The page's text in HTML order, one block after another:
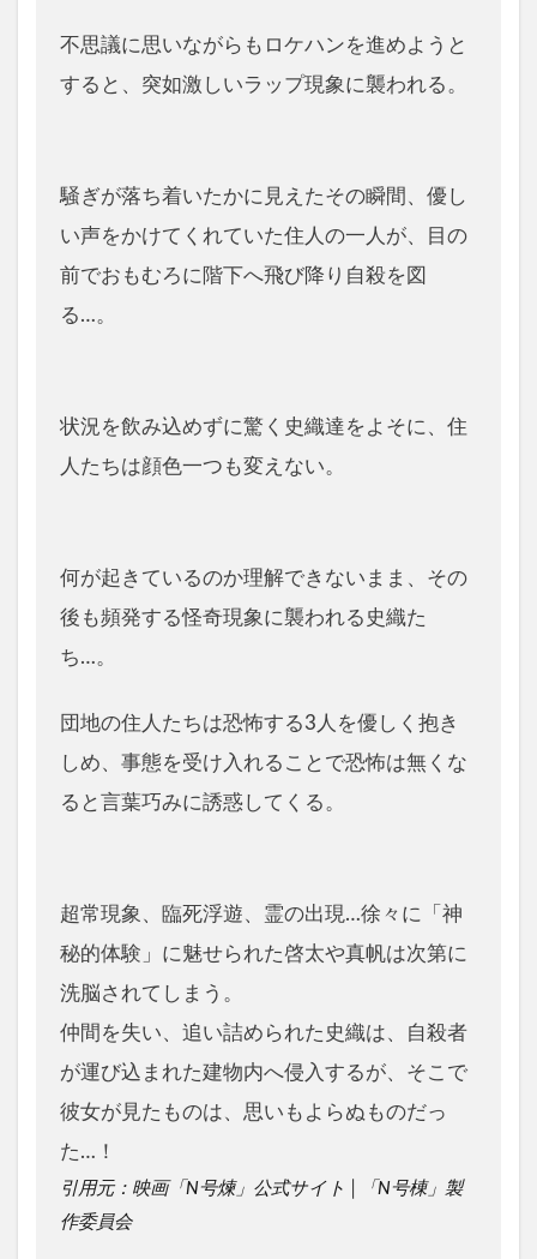
不思議に思いながらもロケハンを進めようと
すると、突如激しいラップ現象に襲われる。
騒ぎが落ち着いたかに見えたその瞬間、優し
い声をかけてくれていた住人の一人が、目の
前でおもむろに階下へ飛び降り自殺を図
る…。
状況を飲み込めずに驚く史織達をよそに、住
人たちは顔色一つも変えない。
何が起きているのか理解できないまま、その
後も頻発する怪奇現象に襲われる史織た
ち…。
団地の住人たちは恐怖する3人を優しく抱き
しめ、事態を受け入れることで恐怖は無くな
ると言葉巧みに誘惑してくる。
超常現象、臨死浮遊、霊の出現…徐々に「神
秘的体験」に魅せられた啓太や真帆は次第に
洗脳されてしまう。
仲間を失い、追い詰められた史織は、自殺者
が運び込まれた建物内へ侵入するが、そこで
彼女が見たものは、思いもよらぬものだっ
た…！
引用元：映画「N号煉」公式サイト│「N号棟」製
作委員会